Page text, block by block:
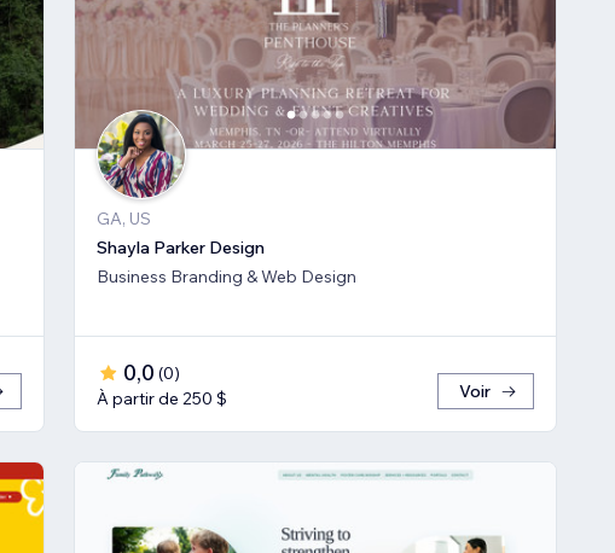
GA, US
Shayla Parker Design
Business Branding & Web Design
0,0 (0)
À partir de 250 $
Voir